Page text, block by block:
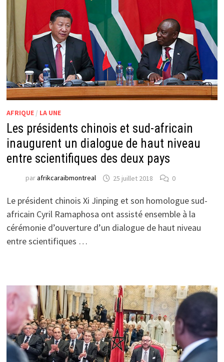
AFRIQUE/ LA UNE
Les présidents chinois et sud-africain
inaugurent un dialogue de haut niveau
entre scientifiques des deux pays
parafrikcaraibmontreal 25 juillet 2018 0
Le président chinois Xi Jinping et son homologue sud-
africain Cyril Ramaphosa ont assisté ensemble à la
cérémonie d’ouverture d’un dialogue de haut niveau
entre scientifiques …